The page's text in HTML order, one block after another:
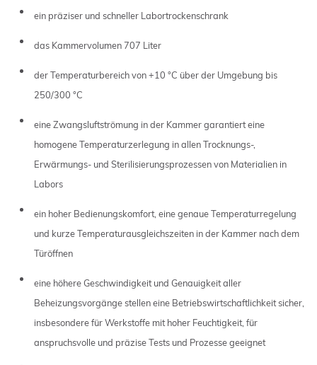
ein präziser und schneller Labortrockenschrank
das Kammervolumen 707 Liter
der Temperaturbereich von +10 °C über der Umgebung bis
250/300 °C
eine Zwangsluftströmung in der Kammer garantiert eine
homogene Temperaturzerlegung in allen Trocknungs-,
Erwärmungs- und Sterilisierungsprozessen von Materialien in
Labors
ein hoher Bedienungskomfort, eine genaue Temperaturregelung
und kurze Temperaturausgleichszeiten in der Kammer nach dem
Türöffnen
eine höhere Geschwindigkeit und Genauigkeit aller
Beheizungsvorgänge stellen eine Betriebswirtschaftlichkeit sicher,
insbesondere für Werkstoffe mit hoher Feuchtigkeit, für
anspruchsvolle und präzise Tests und Prozesse geeignet